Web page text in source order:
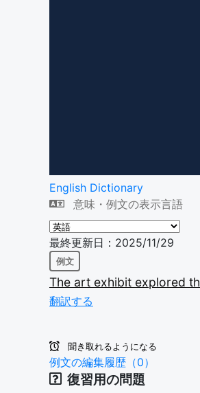
English Dictionary
意味・例文の表示言語
最終更新日：2025/11/29
例文
The art exhibit explored
翻訳する
聞き取れるようになる
例文の編集履歴（0）
復習用の問題